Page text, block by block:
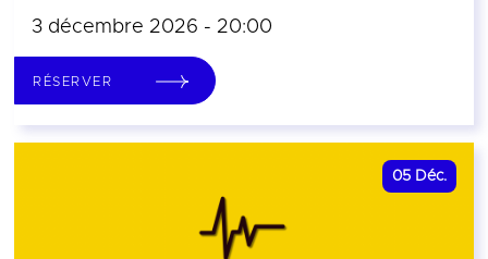
3 décembre 2026 - 20:00
RÉSERVER
05 Déc.